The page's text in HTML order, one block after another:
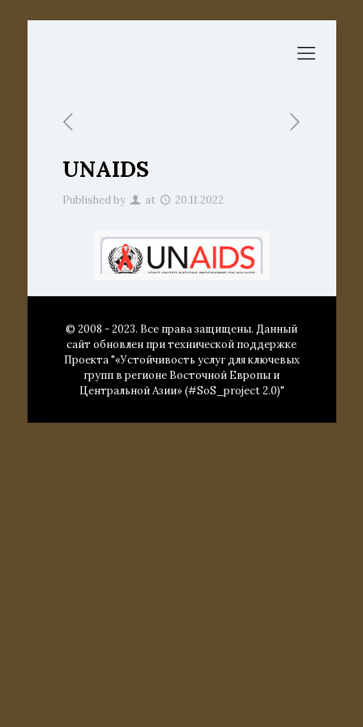
UNAIDS
Published by at 20.11.2022
© 2008 - 2023. Все права защищены. Данный
сайт обновлен при технической поддержке
Проекта "«Устойчивость услуг для ключевых
групп в регионе Восточной Европы и
Центральной Азии» (#SoS_project 2.0)"